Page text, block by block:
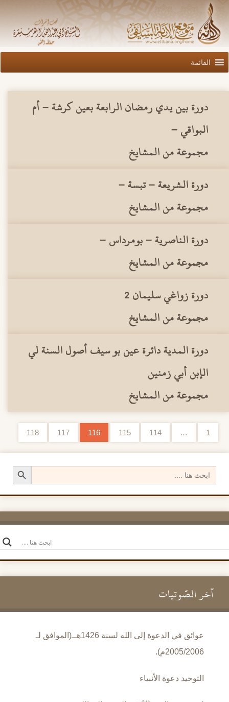
القائمة
دورة بين يدي رمضان الرابعة بعين كرشة – أم
البواقي –
مجموعة من المشايخ
دورة الشريعة – تبسة –
مجموعة من المشايخ
دورة الناصرية – بومرداس –
مجموعة من المشايخ
دورة زواغي سليمان 2
مجموعة من المشايخ
دورة المدية دائرة عين بو سيف أصول السنة لي
الإبن أبي زمنين
مجموعة من المشايخ
تصفح الإدراجات
1
…
114
115
116
117
118
Search
for:
Search Button
آخر الصَّوتيات
عوائق في الدعوة إلى الله لسنة 1426هــ(الموافق لـ
2005/2006م).
التوحيد دعوة الأنبياء